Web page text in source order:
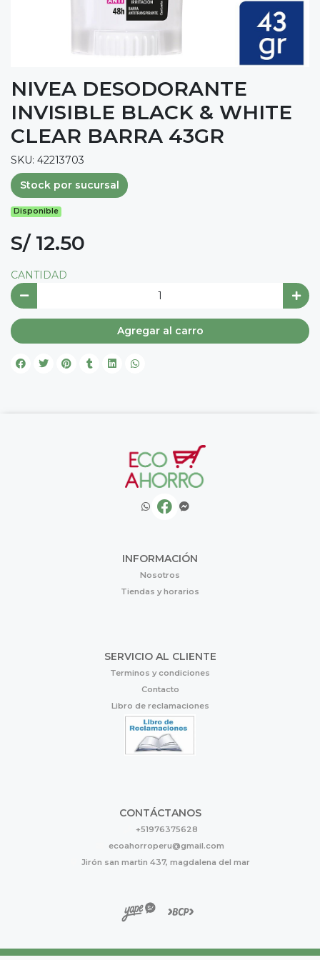
NIVEA DESODORANTE
INVISIBLE BLACK & WHITE
CLEAR BARRA 43GR
SKU: 42213703
Stock por sucursal
Disponible
S/ 12.50
CANTIDAD
Agregar al carro
INFORMACIÓN
Nosotros
Tiendas y horarios
SERVICIO AL CLIENTE
Terminos y condiciones
Contacto
Libro de reclamaciones
CONTÁCTANOS
+51976375628
ecoahorroperu@gmail.com
Jirón san martin 437, magdalena del mar